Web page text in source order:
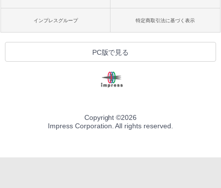
インプレスグループ 特定商取引法に基づく表示
PC版で見る
Copyright ©2026
Impress Corporation. All rights reserved.